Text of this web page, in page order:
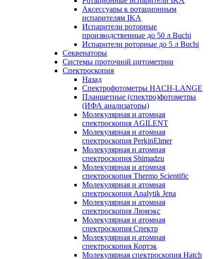
Аксессуары к ротационным
испарителям IKA
Испарители роторные
производственные до 50 л Buchi
Испарители роторные до 5 л Buchi
Секвенаторы
Системы проточной цитометрии
Спектроскопия
Назад
Спектрофотометры HACH-LANGE
Планшетные (спектро)фотометры
(ИФА анализаторы)
Молекулярная и атомная
спектроскопия AGILENT
Молекулярная и атомная
спектроскопия PerkinElmer
Молекулярная и атомная
спектроскопия Shimadzu
Молекулярная и атомная
спектроскопия Thermo Scientific
Молекулярная и атомная
спектроскопия Analytik Jena
Молекулярная и атомная
спектроскопия Люмэкс
Молекулярная и атомная
спектроскопия Спектр
Молекулярная и атомная
спектроскопия Кортэк
Молекулярная спектроскопия Hatch